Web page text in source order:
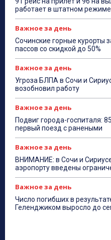
работает в штатном режиме
Важное за день
Сочинские горные курорты
пассов со скидкой до 50%
Важное за день
Угроза БЛПА в Сочи и
возобновил работу
Важное за день
Подвиг города-госпиталя:
первый поезд с ранеными
Важное за день
ВНИМАНИЕ: в Сочи и
аэропорту введены
Важное за день
Число погибших в
Геленджиком выросло до